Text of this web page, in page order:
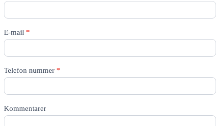
E-mail *
Telefon nummer *
Kommentarer